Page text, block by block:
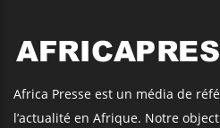
Africa Presse est un média de
l’actualité en Afrique. Notre